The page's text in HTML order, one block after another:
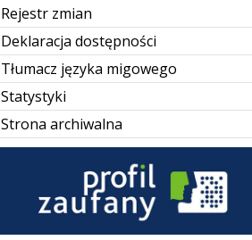
Rejestr zmian
Deklaracja dostępności
Tłumacz języka migowego
Statystyki
Strona archiwalna